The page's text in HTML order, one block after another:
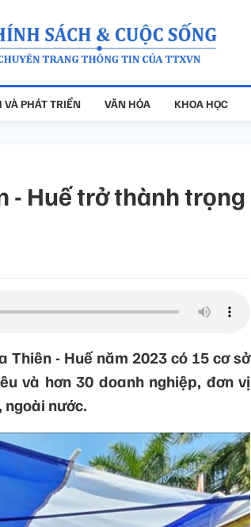
PHÁT TRIỂN VĂN HÓA KHOA HỌC
- Huế trở thành trọng
- Huế năm 2023 có 15 cơ sở
và hơn 30 doanh nghiệp, đơn vị
nước.